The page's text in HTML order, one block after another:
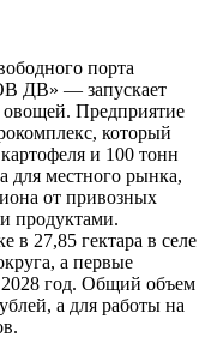
порта
ДВ» — запускает
Предприятие
который
и 100 тонн
для местного рынка,
от привозных
продуктами.
в 27,85 гектара в селе
а первые
год. Общий объем
а для работы на